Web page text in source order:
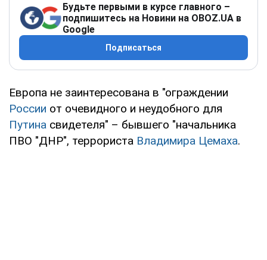
Будьте первыми в курсе главного –
подпишитесь на Новини на OBOZ.UA в
Google
Подписаться
Европа не заинтересована в "ограждении
России от очевидного и неудобного для
Путина свидетеля" – бывшего "начальника
ПВО "ДНР", террориста Владимира Цемаха.